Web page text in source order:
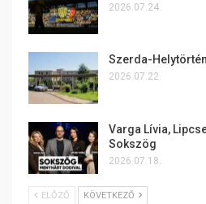
2026.07.24.
Szerda-
2026.07.22.
Varga Lívia,
Sokszög
2026.07.18.
ELŐZŐ KÖVETKEZŐ